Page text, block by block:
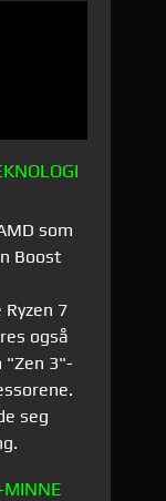
som
Boost
7
også
"Zen 3"-
seg
MINNE